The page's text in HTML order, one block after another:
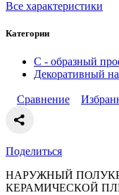
Все характеристики
Категории
С - образный
Декоративный
Сравнение
Поделиться
НАРУЖНЫЙ
КЕРАМИЧЕСКОЙ